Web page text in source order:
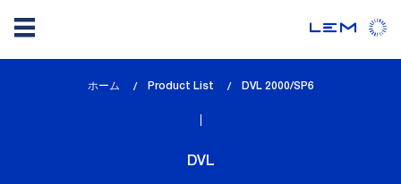
ホーム Product List
lem_current_page
DVL 2000/SP6
DVL